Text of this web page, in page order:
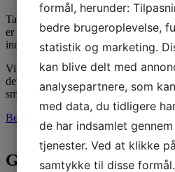
Tapas skal være en oplevelse, en
er anrettet særskilt på italiensk fad
indbydende. I kan frit vælge imellem
Vi tager udgangspunkt i det
det spanske og danske, med hensyn
smag.
Bestil her
Gode råvarer og
formål, herunder:
bedre brugeroplevelse,
statistik og marketing.
kan blive delt med
analysepartnere, som
med data, du tidligere
de har indsamlet
tjenester. Ved at klikke
samtykke til disse formål.